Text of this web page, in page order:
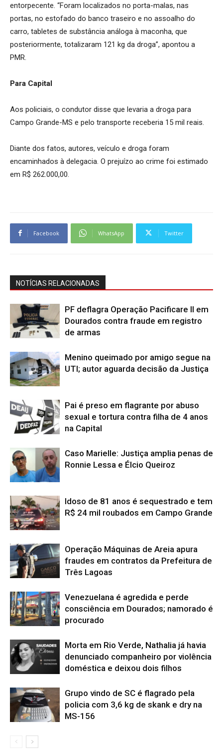
entorpecente. “Foram localizados no porta-malas, nas
portas, no estofado do banco traseiro e no assoalho do
carro, tabletes de substância análoga à maconha, que
posteriormente, totalizaram 121 kg da droga”, apontou a
PMR.
Para Capital
Aos policiais, o condutor disse que levaria a droga para
Campo Grande-MS e pelo transporte receberia 15 mil reais.
Diante dos fatos, autores, veículo e droga foram
encaminhados à delegacia. O prejuízo ao crime foi estimado
em R$ 262.000,00.
Facebook WhatsApp Twitter
NOTÍCIAS RELACIONADAS
PF deflagra Operação Pacificare II em
Dourados contra fraude em registro
de armas
Menino queimado por amigo segue na
UTI; autor aguarda decisão da Justiça
Pai é preso em flagrante por abuso
sexual e tortura contra filha de 4 anos
na Capital
Caso Marielle: Justiça amplia penas de
Ronnie Lessa e Élcio Queiroz
Idoso de 81 anos é sequestrado e tem
R$ 24 mil roubados em Campo Grande
Operação Máquinas de Areia apura
fraudes em contratos da Prefeitura de
Três Lagoas
Venezuelana é agredida e perde
consciência em Dourados; namorado é
procurado
Morta em Rio Verde, Nathalia já havia
denunciado companheiro por violência
doméstica e deixou dois filhos
Grupo vindo de SC é flagrado pela
policia com 3,6 kg de skank e dry na
MS-156